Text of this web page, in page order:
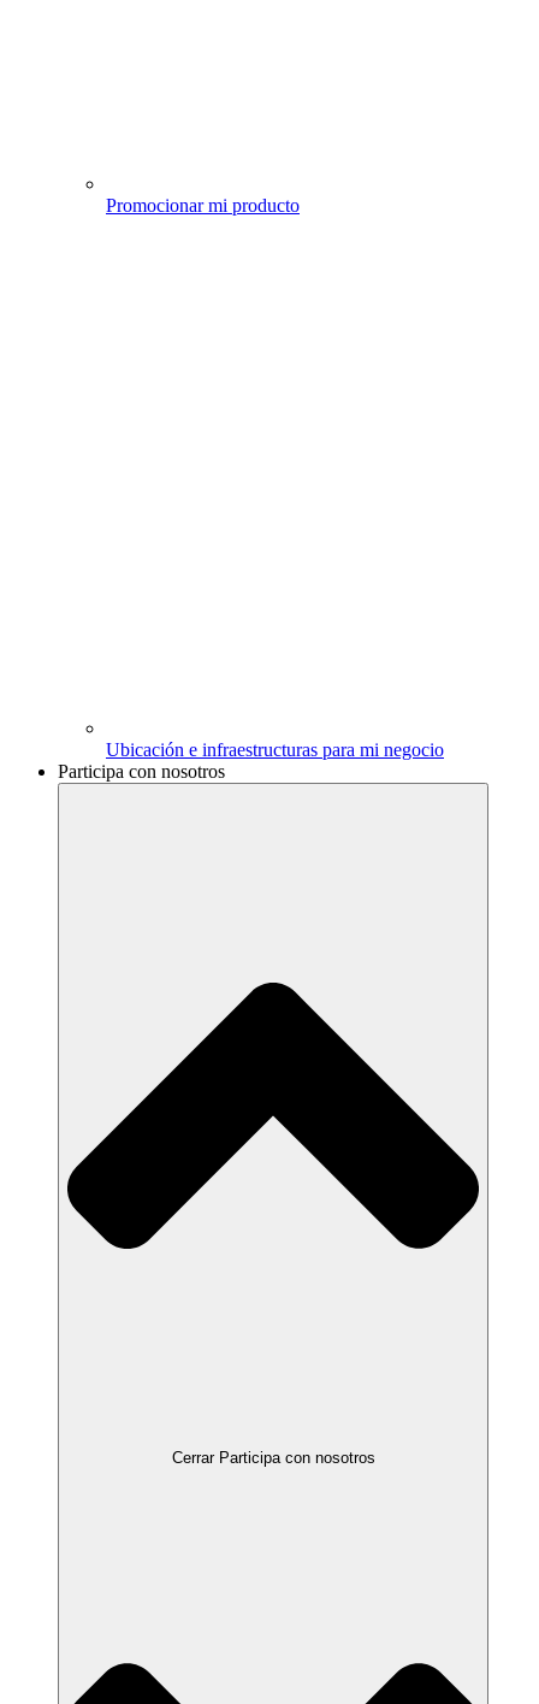
Promocionar mi producto
Ubicación e infraestructuras para mi negocio
Participa con nosotros
Cerrar Participa con nosotros